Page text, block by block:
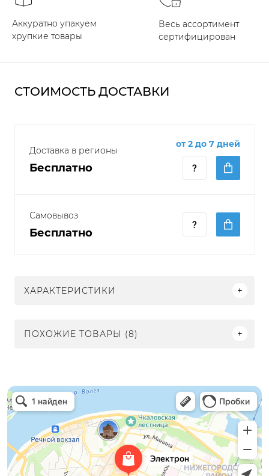
Аккуратно упакуем
хрупкие товары
Весь ассортимент
сертифицирован
СТОИМОСТЬ ДОСТАВКИ
Доставка в регионы
Бесплатно
от 2 до 7 дней
Самовывоз
Бесплатно
ХАРАКТЕРИСТИКИ
ПОХОЖИЕ ТОВАРЫ (8)
Электрон
Светильники в Нижнем Новгороде
Электротехническая продукция в Нижнем Новгороде